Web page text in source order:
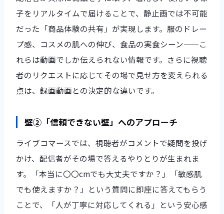
子をリアルタイムで届けることで、静止画では不可能
だった「商品体験の共有」が実現します。服のドレー
プ感、コスメの肌への伸び、食品の実食シーン——こ
れらは動画でしか伝えられない情報です。さらに視聴
者のリクエストに応じてその場で見せ方を変えられる
点は、録画動画との決定的な違いです。
壁②「信頼できない壁」へのアプローチ
ライブコマースでは、視聴者がコメントで疑問を投げ
かけ、配信者がその場で答えるやりとりが生まれま
す。「本当に〇〇cmでも大丈夫ですか？」「敏感肌
でも使えますか？」という質問に即座に答えてもらう
ことで、「人が丁寧に対応してくれる」という安心感